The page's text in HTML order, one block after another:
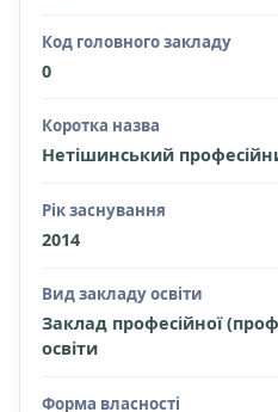
Код головного закладу
0
Коротка назва
Нетішинський
Рік заснування
2014
Вид закладу освіти
Заклад професійної
освіти
Форма власності